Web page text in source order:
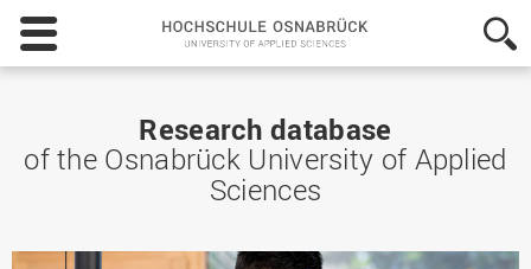
Hochschule
Osnabrück
-
Sciences
Research database
of the Osnabrück University of Applied
Sciences